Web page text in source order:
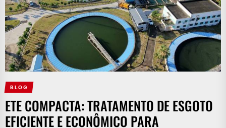
BLOG
ETE COMPACTA: TRATAMENTO DE ESGOTO
EFICIENTE E ECONÔMICO PARA